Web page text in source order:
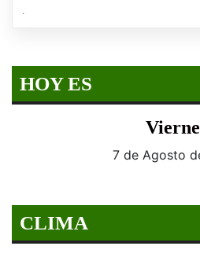
.
HOY ES
7 de Agosto
CLIMA